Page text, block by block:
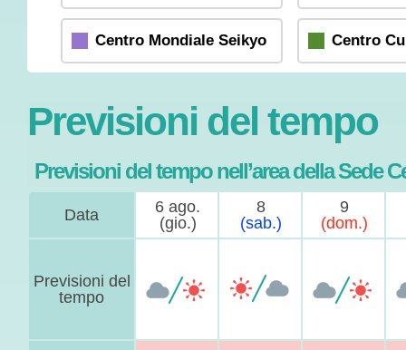
Centro Mondiale Seikyo Centro
Previsioni del tempo
Previsioni del tempo nell’area della Sede
Data
6 ago.
(gio.)
8
(sab.)
9
(dom.)
Previsioni del
tempo